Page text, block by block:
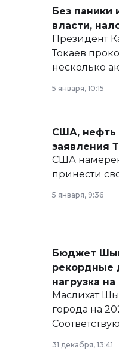
Без паники
власти,
Президент
Токаев
несколько
армии,
5 января, 10:15
США, нефть
заявления
США
принести
5 января, 9:36
Бюджет
рекордные
нагрузка
Маслихат
города на
базе
сайте
31 декабря, 13:41